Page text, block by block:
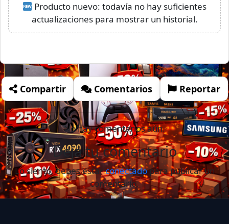
Producto nuevo: todavía no hay suficientes
actualizaciones para mostrar un historial.
Compartir Comentarios Reportar
No hay comentarios aún.
Deja tu comentario
Lo siento, debes estarconectadopara publicar un
comentario.